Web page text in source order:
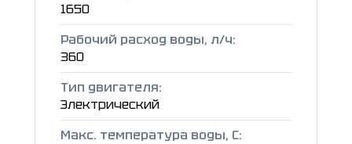
1650
Рабочий расход воды, л/ч:
360
Тип двигателя:
Электрический
Макс. температура воды, C: